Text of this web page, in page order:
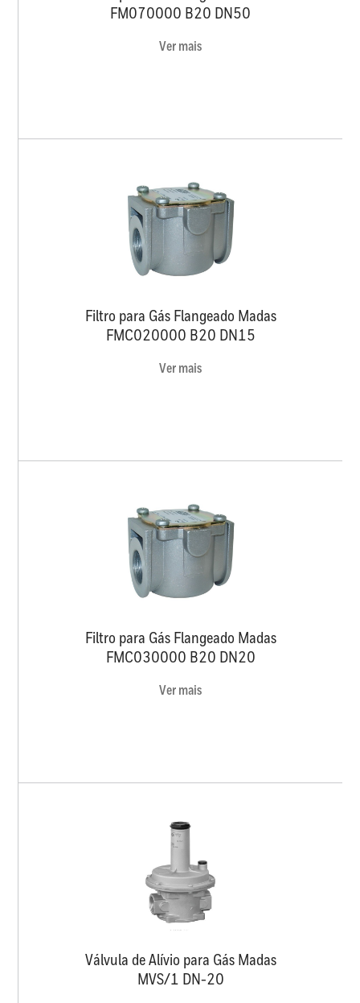
FM070000 B20 DN50
Ver mais
Filtro para Gás Flangeado Madas
FMC020000 B20 DN15
Ver mais
Filtro para Gás Flangeado Madas
FMC030000 B20 DN20
Ver mais
Válvula de Alívio para Gás Madas
MVS/1 DN-20